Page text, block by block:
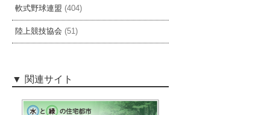
軟式野球連盟 (404)
陸上競技協会 (51)
関連サイト